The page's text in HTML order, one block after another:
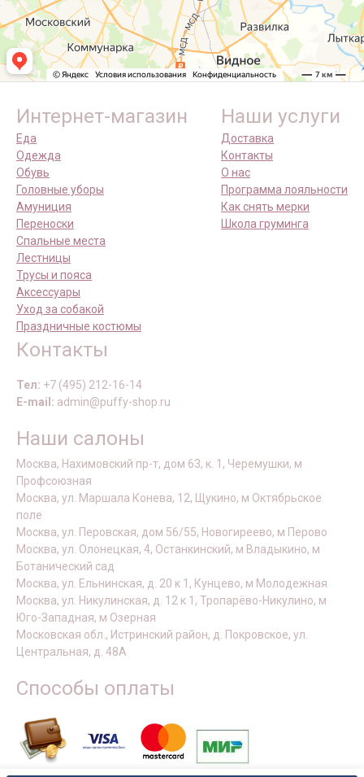
Интернет-магазин
Еда
Одежда
Обувь
Головные уборы
Амуниция
Переноски
Спальные места
Лестницы
Трусы и пояса
Аксессуары
Уход за собакой
Праздничные костюмы
Наши услуги
Доставка
Контакты
О нас
Программа лояльности
Как снять мерки
Школа груминга
Контакты
Тел: +7 (495) 212-16-14
E-mail: admin@puffy-shop.ru
Наши салоны
Москва, Нахимовский пр-т, дом 63, к. 1, Черемушки, м
Профсоюзная
Москва, ул. Маршала Конева, 12, Щукино, м Октябрьское
поле
Москва, ул. Перовская, дом 56/55, Новогиреево, м Перово
Москва, ул. Олонецкая, 4, Останкинский, м Владыкино, м
Ботанический сад
Москва, ул. Ельнинская, д. 20 к 1, Кунцево, м Молодежная
Москва, ул. Никулинская, д. 12 к 1, Тропарёво-Никулино, м
Юго-Западная, м Озерная
Московская обл., Истринский район, д. Покровское, ул.
Центральная, д. 48А
Способы оплаты